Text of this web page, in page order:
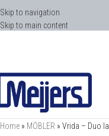
Skip to navigation
Skip to main content
Home » MÖBLER » Vrida – Duo